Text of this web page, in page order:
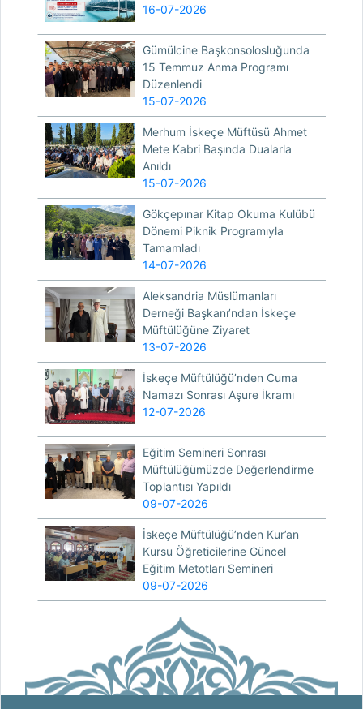
16-07-2026
Gümülcine Başkonsolosluğunda
15 Temmuz Anma Programı
Düzenlendi
15-07-2026
Merhum İskeçe Müftüsü Ahmet
Mete Kabri Başında Dualarla
Anıldı
15-07-2026
Gökçepınar Kitap Okuma Kulübü
Dönemi Piknik Programıyla
Tamamladı
14-07-2026
Aleksandria Müslümanları
Derneği Başkanı’ndan İskeçe
Müftülüğüne Ziyaret
13-07-2026
İskeçe Müftülüğü’nden Cuma
Namazı Sonrası Aşure İkramı
12-07-2026
Eğitim Semineri Sonrası
Müftülüğümüzde Değerlendirme
Toplantısı Yapıldı
09-07-2026
İskeçe Müftülüğü’nden Kur’an
Kursu Öğreticilerine Güncel
Eğitim Metotları Semineri
09-07-2026